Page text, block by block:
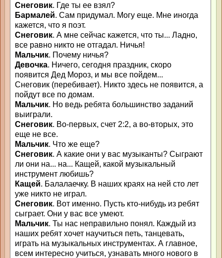
Снеговик. Где ты ее взял?
Бармалей. Сам придумал. Могу еще. Мне иногда
кажется, что я поэт.
Снеговик. А мне сейчас кажется, что ты... Ладно,
все равно никто не отгадал. Ничья!
Мальчик. Почему ничья?
Девочка. Ничего, сегодня праздник, скоро
появится Дед Мороз, и мы все пойдем...
Снеговик (перебивает). Никто здесь не появится, а
пойдут все по домам.
Мальчик. Но ведь ребята большинство заданий
выиграли.
Снеговик. Во-первых, счет 2:2, а во-вторых, это
еще не все.
Мальчик. Что же еще?
Снеговик. А какие они у вас музыканты? Сыграют
ли они на... на... Кащей, какой музыкальный
инструмент любишь?
Кащей. Балалаечку. В наших краях на ней сто лет
уже никто не играл.
Снеговик. Вот именно. Пусть кто-нибудь из ребят
сыграет. Они у вас все умеют.
Мальчик. Ты нас неправильно понял. Каждый из
наших ребят хочет научиться петь, танцевать,
играть на музыкальных инструментах. А главное,
всем интересно учиться, узнавать много нового в